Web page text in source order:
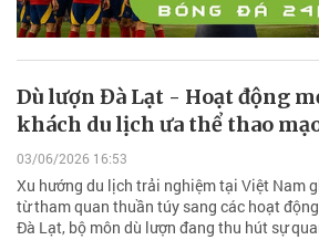
Dù lượn Đà Lạt - Hoạt động
khách du lịch ưa thể thao
03/06/2026 16:53
Xu hướng du lịch trải nghiệm tại Việt Nam
từ tham quan thuần túy sang các hoạt
Đà Lạt, bộ môn dù lượn đang thu hút sự